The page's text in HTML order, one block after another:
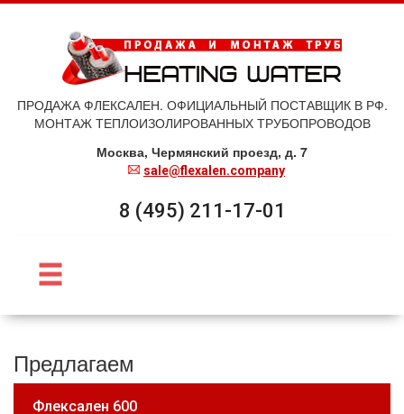
ПРОДАЖА ФЛЕКСАЛЕН. ОФИЦИАЛЬНЫЙ ПОСТАВЩИК В РФ.
МОНТАЖ ТЕПЛОИЗОЛИРОВАННЫХ ТРУБОПРОВОДОВ
Москва, Чермянский проезд, д. 7
sale@flexalen.company
8 (495) 211-17-01
Предлагаем
Флексален 600